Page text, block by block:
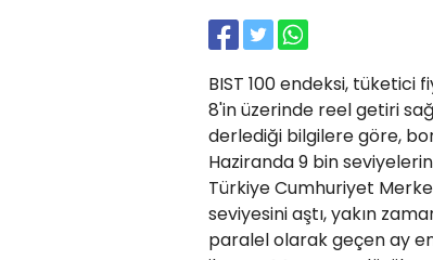
BIST 100 endeksi, tüketici
8'in üzerinde reel getiri
derlediği bilgilere göre,
Haziranda 9 bin
Türkiye Cumhuriyet
seviyesini aştı, yakın
paralel olarak geçen ay